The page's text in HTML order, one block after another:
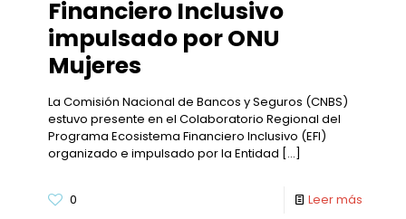
Financiero Inclusivo
impulsado por ONU
Mujeres
La Comisión Nacional de Bancos y Seguros (CNBS)
estuvo presente en el Colaboratorio Regional del
Programa Ecosistema Financiero Inclusivo (EFI)
organizado e impulsado por la Entidad […]
0 Leer más